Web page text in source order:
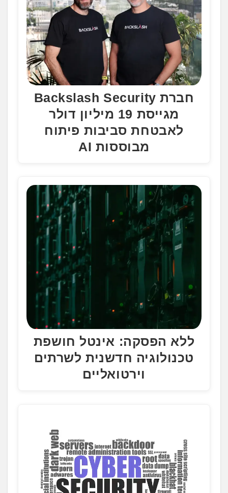
חברת Backslash Security
מגייסת 19 מיליון דולר
לאבטחת סביבות פיתוח
מבוססות AI
ללא הפסקה: אינטל חושפת
טכנולוגיה חדשנית לשרתים
וירטואליים